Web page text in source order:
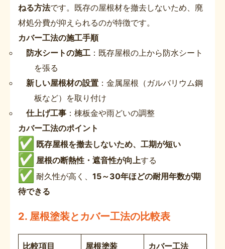
ねる方法です。既存の屋根材を撤去しないため、廃
材処分費が抑えられるのが特徴です。
カバー工法の施工手順
防水シートの施工 ：既存屋根の上から防水シート
を張る
新しい屋根材の設置 ：金属屋根（ガルバリウム鋼
板など）を取り付け
仕上げ工事 ：棟板金や雨どいの調整
カバー工法のポイント
既存屋根を撤去しないため、工期が短い
屋根の断熱性・遮音性が向上する
耐久性が高く、 15～30年ほどの耐用年数が期
待できる
2. 屋根塗装とカバー工法の比較表
比較項目 屋根塗装 カバー工法